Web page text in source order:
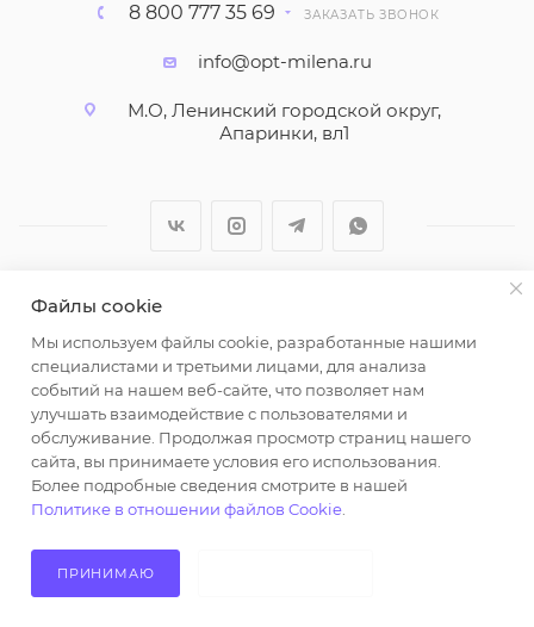
8 800 777 35 69 ЗАКАЗАТЬ ЗВОНОК
info@opt-milena.ru
М.О, Ленинский городской округ,
Апаринки, вл1
2026 © ООО "Вайт Текстиль групп"
Любая информация на сайте носит справочный
характер и не является публичной офертой
определяемой положениями пункта 2 статьи 437
Гражданского кодекса Российской Федерации.
Использование любых материалов, опубликованных
на https://opt-milena.ru, допустимо только при
наличии письменного разрешения редакции и
активной ссылки на https://opt-milena.ru
Файлы cookie
Мы используем файлы cookie, разработанные нашими
специалистами и третьими лицами, для анализа
событий на нашем веб-сайте, что позволяет нам
улучшать взаимодействие с пользователями и
обслуживание. Продолжая просмотр страниц нашего
сайта, вы принимаете условия его использования.
Более подробные сведения смотрите в нашей
Политике в отношении файлов Cookie
ПРИНИМАЮ